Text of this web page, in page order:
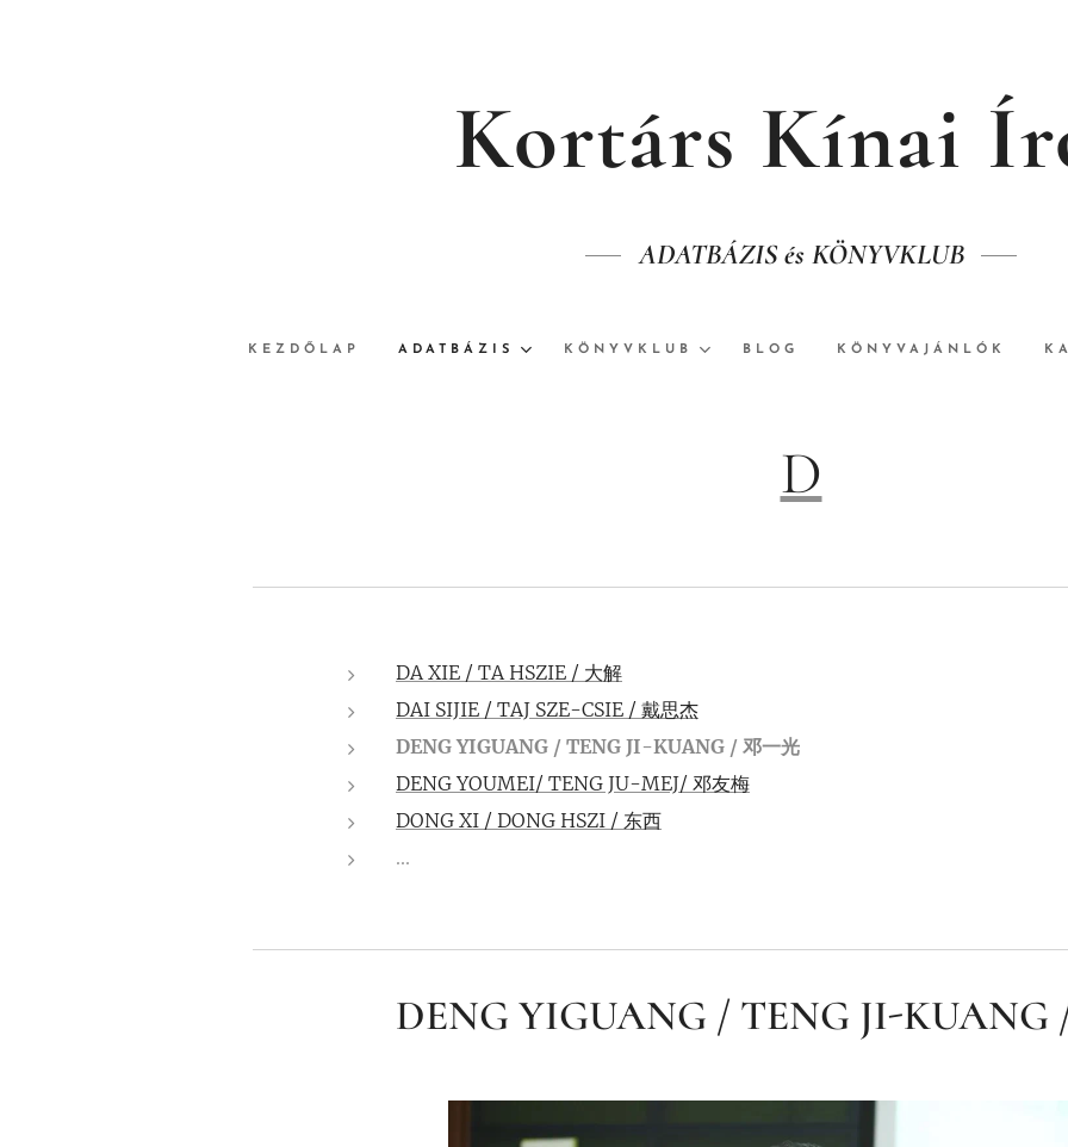
Kortárs Kínai
ADATBÁZIS és KÖNYVKLUB
KEZDŐLAP ADATBÁZIS KÖNYVKLUB BLOG KÖNYVAJÁNLÓK
D
DA XIE / TA HSZIE / 大解
DAI SIJIE / TAJ SZE-CSIE / 戴思杰
DENG YIGUANG / TENG JI-KUANG / 邓一光
DENG YOUMEI/ TENG JU-MEJ/ 邓友梅
DONG XI / DONG HSZI / 东西
...
DENG YIGUANG / TENG JI-